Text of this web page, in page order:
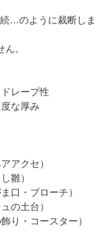
…のように裁断しま
。
レープ性
な厚み
アクセ）
雛）
口・ブローチ）
の土台）
り・コースター）